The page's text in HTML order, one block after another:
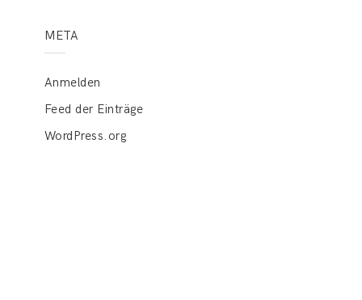
META
Anmelden
Feed der Einträge
WordPress.org